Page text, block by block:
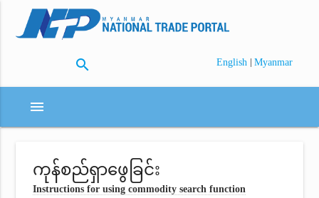
search English | Myanmar
menu
ကုန်စည်ရှာဖွေခြင်း
Instructions for using commodity search function